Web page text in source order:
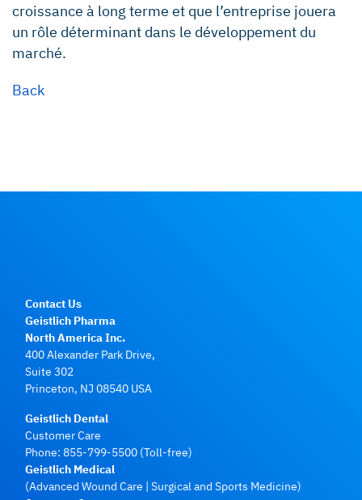
croissance à long terme et que l’entreprise jouera
un rôle déterminant dans le développement du
marché.
Back
Contact Us
Geistlich Pharma
North America Inc.
400 Alexander Park Drive,
Suite 302
Princeton, NJ 08540 USA
Geistlich Dental
Customer Care
Phone: 855-799-5500 (Toll-free)
Geistlich Medical
(Advanced Wound Care | Surgical and Sports Medicine)